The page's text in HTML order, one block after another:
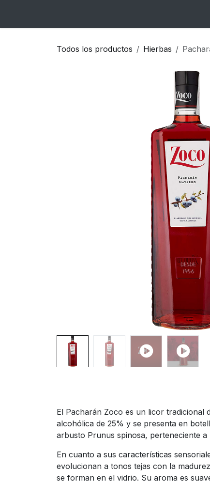
Todos los productos Hierbas
El Pacharán Zoco es un licor tradicional
alcohólica de 25% y se presenta en
arbusto Prunus spinosa, perteneciente
En cuanto a sus características
evolucionan a tonos tejas con la
se forman en el vidrio. Su aroma es